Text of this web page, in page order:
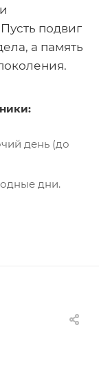
подвиг
а память
день (до
дни.